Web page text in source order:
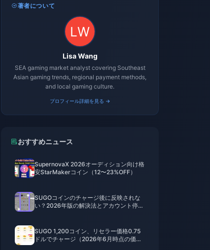
著者について
Lisa Wang
SEA gaming market analyst covering Southeast
Asian gaming trends, regional payment methods,
and local gaming culture.
プロフィール詳細を見る →
おすすめニュース
SupernovaX 2026オーディション向け格
安StarMakerコイン（12〜23%OFF）
SUGOコインのチャージ後に反映されな
い？2026年版の解決法とアカウント停止
SUGO 1,200コイン、リセラー価格0.75
ドルでチャージ（2026年6月時点の価格